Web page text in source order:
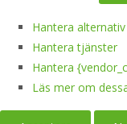
Hantera alternativ
Hantera tjänster
Hantera
Läs mer om